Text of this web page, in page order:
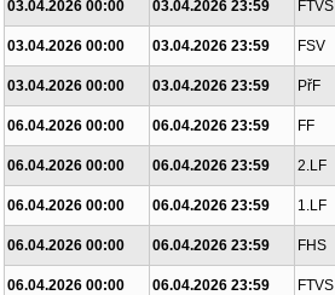
03.04.2026 00:00
03.04.2026 23:59 FTVS
03.04.2026 00:00
03.04.2026 23:59 FSV
03.04.2026 00:00
03.04.2026 23:59 PřF
06.04.2026 00:00
06.04.2026 23:59 FF
06.04.2026 00:00
06.04.2026 23:59 2.LF
06.04.2026 00:00
06.04.2026 23:59 1.LF
06.04.2026 00:00
06.04.2026 23:59 FHS
06.04.2026 00:00
06.04.2026 23:59 FTVS